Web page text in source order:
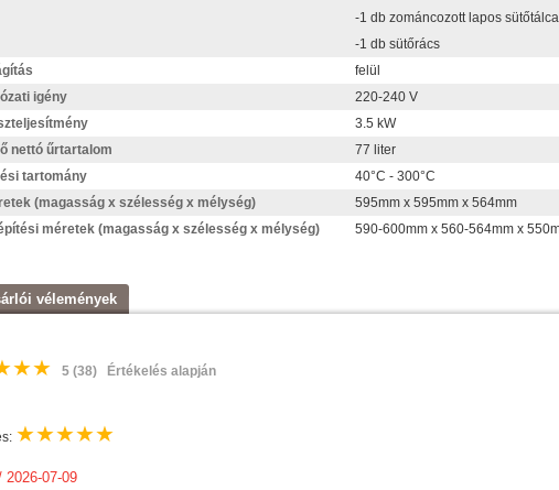
-1 db zománcozott lapos sütőtálca
-1 db sütőrács
felül
igény
220-240 V
3.5 kW
nettó űrtartalom
77 liter
tartomány
40°C - 300°C
(magasság x szélesség x mélység)
595mm x 595mm x 564mm
méretek (magasság x szélesség x mélység)
590-600mm x 560-564mm x
vélemények
★★ 5 (38)Értékelés alapján
★★★★★
07-09